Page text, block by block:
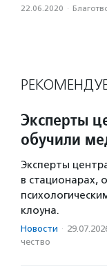
22.06.2020 ·
Эксперты
обучили
Эксперты
в стационарах,
клоуна.
Новости ·
чест­во